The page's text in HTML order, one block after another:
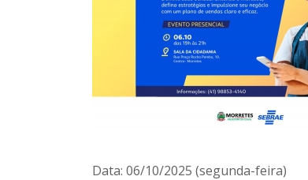
Data: 06/10/2025 (segunda-feira)